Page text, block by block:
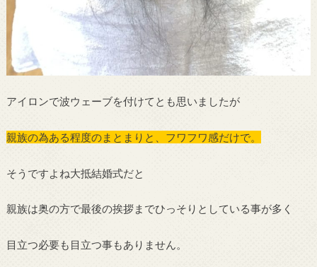
アイロンで波ウェーブを付けてとも思いましたが
親族の為ある程度のまとまりと、フワフワ感だけで。
そうですよね大抵結婚式だと
親族は奥の方で最後の挨拶までひっそりとしている事が多く
目立つ必要も目立つ事もありません。